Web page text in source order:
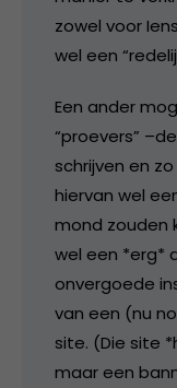
zowel voor
wel een
Een ander
“proevers”
schrijven en
hiervan wel
mond zouden
wel een *erg*
onvergoede
van een (nu
site. (Die site
maar een